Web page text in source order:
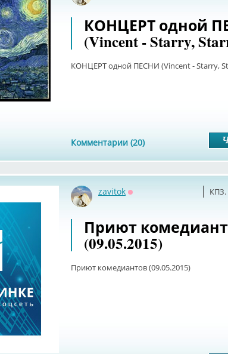
КОНЦЕРТ одной
(Vincent - Starry,
КОНЦЕРТ одной ПЕСНИ (Vincent - Starry,
Комментарии (20)
КПЗ.
zavitok
Приют
(09.05.2015)
Приют комедиантов (09.05.2015)